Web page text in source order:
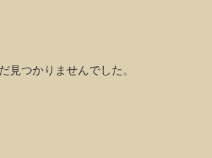
見つかりませんでした。